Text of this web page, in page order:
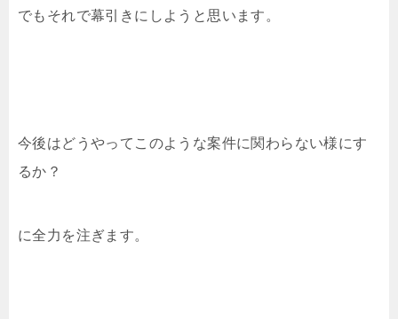
でもそれで幕引きにしようと思います。
今後はどうやってこのような案件に関わらない様にす
るか？
に全力を注ぎます。